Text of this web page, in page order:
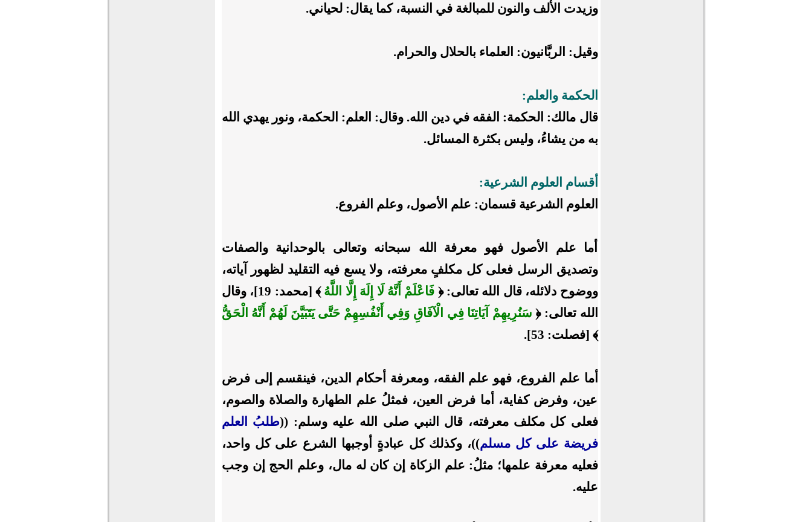
وزيدت الألف والنون للمبالغة في النسبة، كما يقال: لحياني.
وقيل: الربَّانيون: العلماء بالحلال والحرام.
الحكمة والعلم:
قال مالك: الحكمة: الفقه في دين الله. وقال: العلم: الحكمة، ونور يهدي الله
به من يشاءُ، وليس بكثرة المسائل.
أقسام العلوم الشرعية:
العلوم الشرعية قسمان: علم الأصول، وعلم الفروع.
أما علم الأصول فهو معرفة الله سبحانه وتعالى بالوحدانية والصفات
وتصديق الرسل فعلى كل مكلفٍ معرفته، ولا يسع فيه التقليد لظهور آياته،
ووضوح دلائله، قال الله تعالى:﴿ فَاعْلَمْ أَنَّهُ لَا إِلَهَ إِلَّا اللَّهُ ﴾
[محمد: 19]، وقال
الله تعالى:﴿ سَنُرِيهِمْ آيَاتِنَا فِي الْآفَاقِ وَفِي أَنْفُسِهِمْ حَتَّى يَتَبَيَّنَ لَهُمْ أَنَّهُ الْحَقُّ
﴾ [فصلت: 53].
أما علم الفروع، فهو علم الفقه، ومعرفة أحكام الدين، فينقسم إلى فرض
عين، وفرض كفاية، أما فرض العين، فمثلُ علم الطهارة والصلاة والصوم،
فعلى كل مكلف معرفته، قال النبي صلى الله عليه وسلم: ((طلبُ العلم
فريضة على كل مسلم))، وكذلك كل عبادةٍ أوجبها الشرع على كل واحد،
فعليه معرفة علمها؛ مثلُ: علم الزكاة إن كان له مال، وعلم الحج إن وجب
عليه.